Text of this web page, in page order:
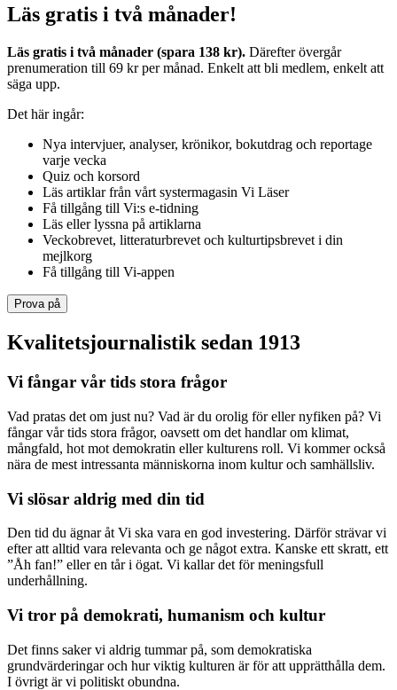
Läs gratis i två månader!
Läs gratis i två månader (spara 138 kr). Därefter övergår
prenumeration till 69 kr per månad. Enkelt att bli medlem, enkelt att
säga upp.
Det här ingår:
Nya intervjuer, analyser, krönikor, bokutdrag och reportage
varje vecka
Quiz och korsord
Läs artiklar från vårt systermagasin Vi Läser
Få tillgång till Vi:s e-tidning
Läs eller lyssna på artiklarna
Veckobrevet, litteraturbrevet och kulturtipsbrevet i din
mejlkorg
Få tillgång till Vi-appen
Prova på
Kvalitetsjournalistik sedan 1913
Vi fångar vår tids stora frågor
Vad pratas det om just nu? Vad är du orolig för eller nyfiken på? Vi
fångar vår tids stora frågor, oavsett om det handlar om klimat,
mångfald, hot mot demokratin eller kulturens roll. Vi kommer också
nära de mest intressanta människorna inom kultur och samhällsliv.
Vi slösar aldrig med din tid
Den tid du ägnar åt Vi ska vara en god investering. Därför strävar vi
efter att alltid vara relevanta och ge något extra. Kanske ett skratt, ett
”Åh fan!” eller en tår i ögat. Vi kallar det för meningsfull
underhållning.
Vi tror på demokrati, humanism och kultur
Det finns saker vi aldrig tummar på, som demokratiska
grundvärderingar och hur viktig kulturen är för att upprätthålla dem.
I övrigt är vi politiskt obundna.